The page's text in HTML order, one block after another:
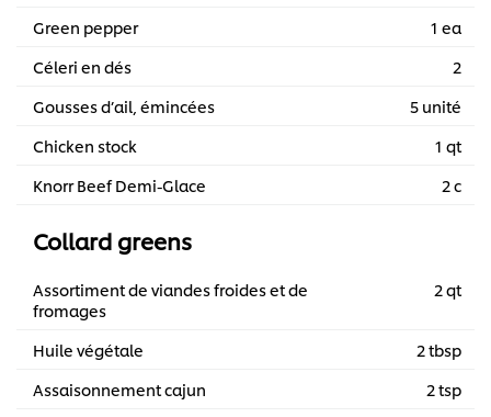
Green pepper
1 ea
Céleri en dés
2
Gousses d’ail, émincées
5 unité
Chicken stock
1 qt
Knorr Beef Demi-Glace
2 c
Collard greens
Assortiment de viandes froides et de
fromages
2 qt
Huile végétale
2 tbsp
Assaisonnement cajun
2 tsp